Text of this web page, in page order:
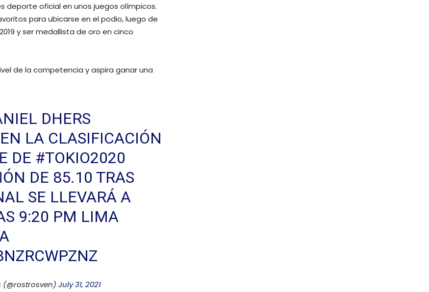
deporte oficial en unos juegos olímpicos.
para ubicarse en el podio, luego de
y ser medallista de oro en cinco
de la competencia y aspira ganar una
DHERS
LA CLASIFICACIÓN
DE #TOKIO2020
DE 85.10 TRAS
SE LLEVARÁ A
9:20 PM LIMA
(@rostrosven) July 31, 2021